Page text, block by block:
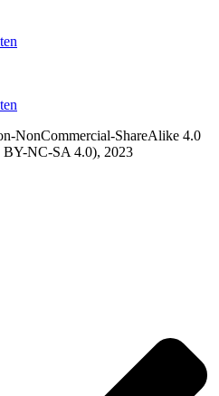
NonCommercial-ShareAlike 4.0
BY-NC-SA 4.0), 2023